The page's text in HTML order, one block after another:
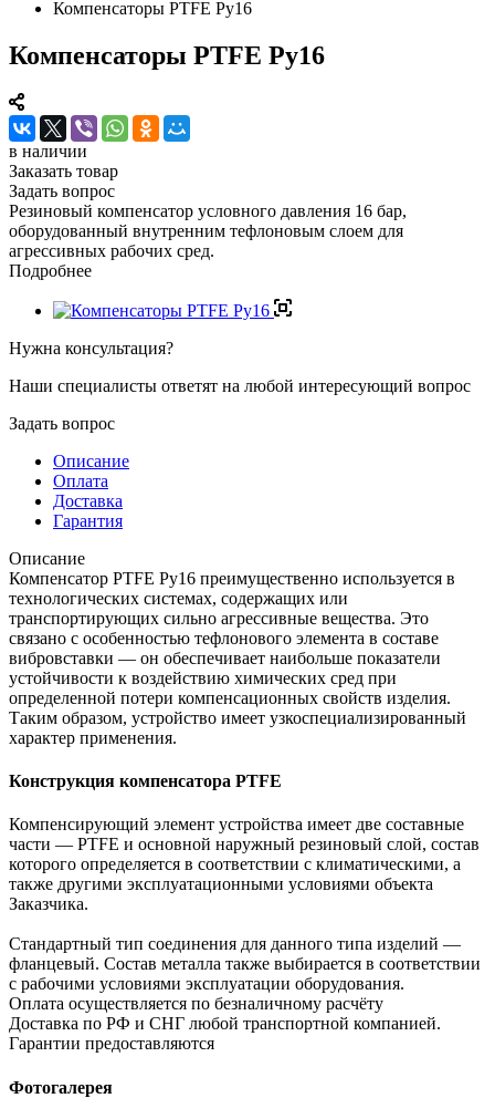
Компенсаторы PTFE Ру16
Компенсаторы PTFE Ру16
в наличии
Заказать товар
Задать вопрос
Резиновый компенсатор условного давления 16 бар,
оборудованный внутренним тефлоновым слоем для
агрессивных рабочих сред.
Подробнее
Нужна консультация?
Наши специалисты ответят на любой интересующий вопрос
Задать вопрос
Описание
Оплата
Доставка
Гарантия
Описание
Компенсатор PTFE Ру16 преимущественно используется в
технологических системах, содержащих или
транспортирующих сильно агрессивные вещества. Это
связано с особенностью тефлонового элемента в составе
вибровставки — он обеспечивает наибольше показатели
устойчивости к воздействию химических сред при
определенной потери компенсационных свойств изделия.
Таким образом, устройство имеет узкоспециализированный
характер применения.
Конструкция компенсатора PTFE
Компенсирующий элемент устройства имеет две составные
части — PTFE и основной наружный резиновый слой, состав
которого определяется в соответствии с климатическими, а
также другими эксплуатационными условиями объекта
Заказчика.
Стандартный тип соединения для данного типа изделий —
фланцевый. Состав металла также выбирается в соответствии
с рабочими условиями эксплуатации оборудования.
Оплата осуществляется по безналичному расчёту
Доставка по РФ и СНГ любой транспортной компанией.
Гарантии предоставляются
Фотогалерея